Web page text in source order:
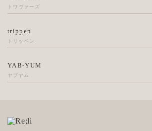
トワヴァーズ
trippen
トリッペン
YAB-YUM
ヤブヤム